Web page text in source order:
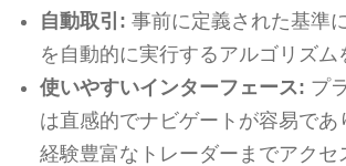
自動取引: 事前に定義された基準
を自動的に実行するアルゴリズム
使いやすいインターフェース: プ
は直感的でナビゲートが容易であ
経験豊富なトレーダーまでアクセ